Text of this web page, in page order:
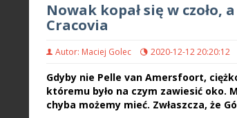
Nowak kopał się w
Cracovia
Autor: Maciej Golec 2020-12-12 20:20:12
Gdyby nie Pelle van Amersfoort,
któremu było na czym zawiesić oko.
chyba możemy mieć. Zwłaszcza, że